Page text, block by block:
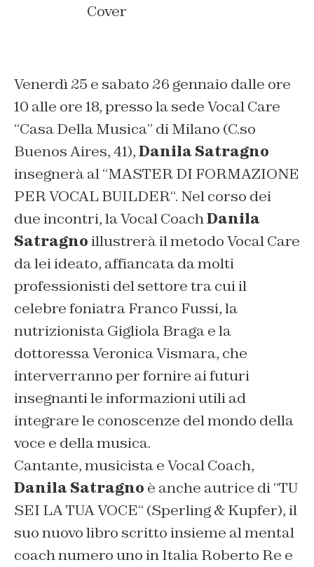
Venerdì 25 e sabato 26 gennaio dalle ore
10 alle ore 18, presso la sede Vocal Care
“Casa Della Musica” di Milano (C.so
Buenos Aires, 41),Danila Satragno
insegnerà al “MASTER DI FORMAZIONE
PER VOCAL BUILDER“. Nel corso dei
due incontri, la Vocal CoachDanila
Satragnoillustrerà il metodo Vocal Care
da lei ideato, affiancata da molti
professionisti del settore tra cui il
celebre foniatra Franco Fussi, la
nutrizionista Gigliola Braga e la
dottoressa Veronica Vismara, che
interverranno per fornire ai futuri
insegnanti le informazioni utili ad
integrare le conoscenze del mondo della
voce e della musica.
Cantante, musicista e Vocal Coach,
Danila Satragno è anche autrice di“TU
SEI LA TUA VOCE“ (Sperling & Kupfer), il
suo nuovo libro scritto insieme al mental
coach numero uno in Italia Roberto Re e